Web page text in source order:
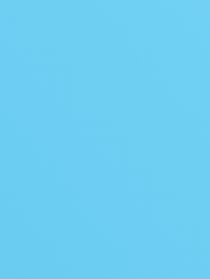
ら頭角を現す
」が高いと伺いま
実際に入社を決め